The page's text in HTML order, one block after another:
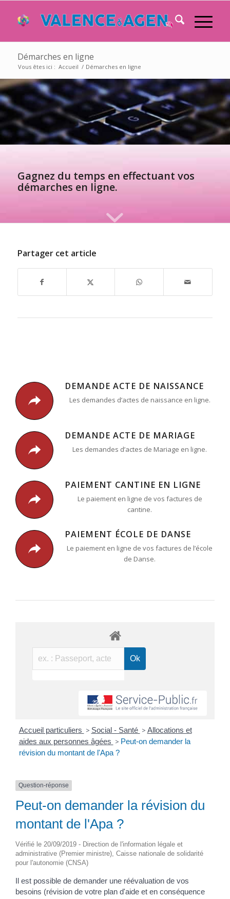
Démarches en ligne
Vous êtes ici : Accueil / Démarches en ligne
Gagnez du temps en effectuant vos
démarches en ligne.
Partager cet article
DEMANDE ACTE DE NAISSANCE
Les demandes d’actes de naissance en ligne.
DEMANDE ACTE DE MARIAGE
Les demandes d’actes de Mariage en ligne.
PAIEMENT CANTINE EN LIGNE
Le paiement en ligne de vos factures de
cantine.
PAIEMENT ÉCOLE DE DANSE
Le paiement en ligne de vos factures de l’école
de Danse.
Accueil particuliers > Social - Santé > Allocations et
aides aux personnes âgées > Peut-on demander la
révision du montant de l'Apa ?
Question-réponse
Peut-on demander la révision du
montant de l'Apa ?
Vérifié le 20/09/2019 - Direction de l'information légale et
administrative (Premier ministre), Caisse nationale de solidarité
pour l'autonomie (CNSA)
Il est possible de demander une réévaluation de vos
besoins (révision de votre plan d'aide et en conséquence